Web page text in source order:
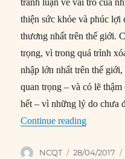
tranh luận về vai trò của
thiện sức khỏe và phúc
thương nhất trên thế giới.
trọng, vì trong quá trình
nhập lớn nhất trên thế
quan trọng – và có lẽ
hết – vì những lý do chưa
Continue reading“Sự thật
Author
NCQT
Posted
28/04/2017